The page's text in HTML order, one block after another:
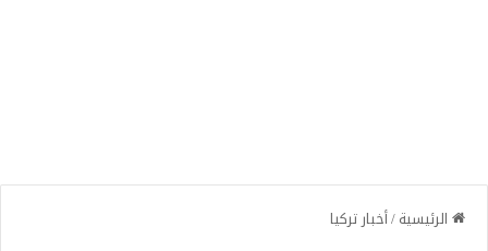
الرئيسية/أخبار تركيا